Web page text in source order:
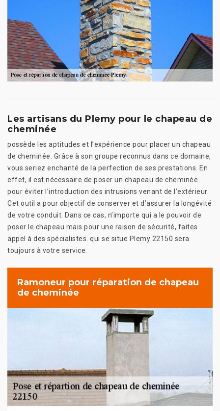
Les artisans du Plemy pour le chapeau de
cheminée
possède les aptitudes et l’expérience pour placer un chapeau
de cheminée. Grâce à son groupe reconnus dans ce domaine,
vous seriez enchanté de la perfection de ses prestations. En
effet, il est nécessaire de poser un chapeau de cheminée
pour éviter l’introduction des intrusions venant de l’extérieur.
Cet outil a pour objectif de conserver et d’assurer la longévité
de votre conduit. Dans ce cas, n’importe qui a le pouvoir de
poser le chapeau mais pour une raison de sécurité, faites
appel à des spécialistes. qui se situe Plemy 22150 sera
toujours à votre service.
Ramoneur pour réparation de chapeau
de cheminée